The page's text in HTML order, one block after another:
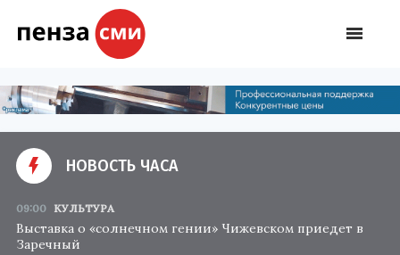
НОВОСТЬ ЧАСА
09:00 КУЛЬТУРА
Выставка о «солнечном гении» Чижевском приедет в
Заречный